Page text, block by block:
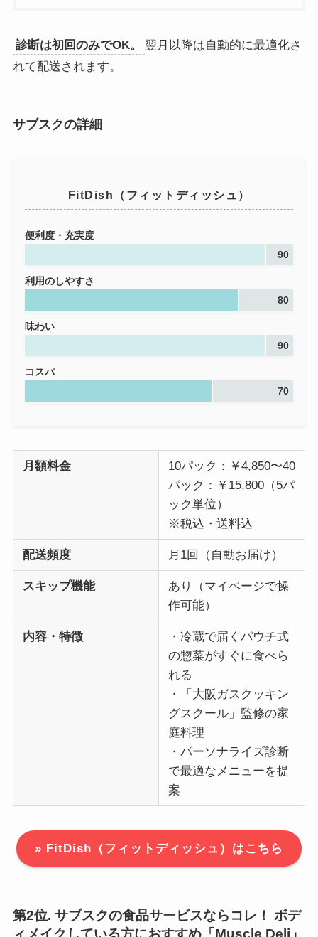
診断は初回のみでOK。
翌月以降は自動的に最適化さ
れて配送されます。
サブスクの詳細
FitDish（フィットディッシュ）
便利度・充実度
90
利用のしやすさ
80
味わい
90
コスパ
70
月額料金
10パック：￥4,850〜40
パック：￥15,800（5パ
ック単位）
※税込・送料込
配送頻度 月1回（自動お届け）
スキップ機能
あり（マイページで操
作可能）
内容・特徴
・冷蔵で届くパウチ式
の惣菜がすぐに食べら
れる
・「大阪ガスクッキン
グスクール」監修の家
庭料理
・パーソナライズ診断
で最適なメニューを提
案
» FitDish（フィットディッシュ）はこちら
第2位. サブスクの食品サービスならコレ！ ボデ
ィメイクしている方におすすめ「Muscle Deli」